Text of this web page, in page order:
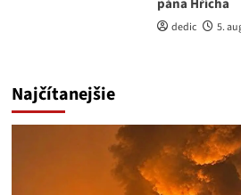
pána Hřícha
dedic 5.
Najčítanejšie